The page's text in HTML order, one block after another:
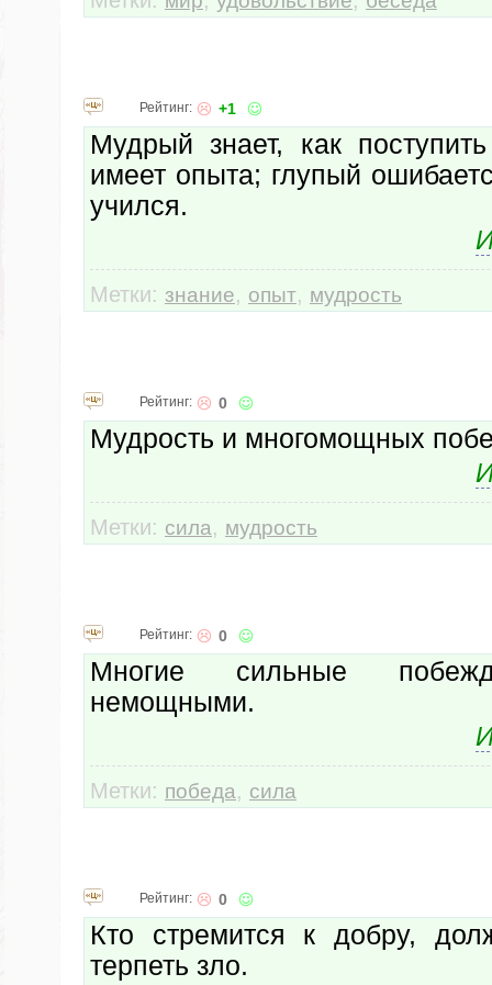
Рейтинг: +1
Мудрый знает, как
имеет опыта; глупый
учился.
Метки: знание, опыт, мудрость
Рейтинг: 0
Мудрость и многомощных
Метки: сила, мудрость
Рейтинг: 0
Многие сильные
немощными.
Метки: победа, сила
Рейтинг: 0
Кто стремится к добру,
терпеть зло.